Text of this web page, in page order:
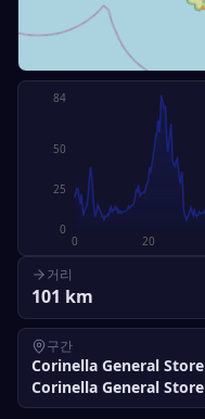
0 20
0
25
50
84
거리
101 km
구간
Corinella General Store
Corinella General Store